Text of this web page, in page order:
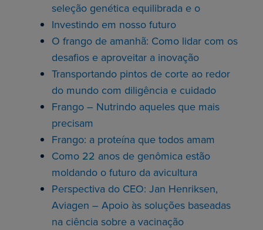
seleção genética equilibrada e o
Investindo em nosso futuro
O frango de amanhã: Como lidar com os
desafios e aproveitar a inovação
Transportando pintos de corte ao redor
do mundo com diligência e cuidado
Frango – Nutrindo aqueles que mais
precisam
Frango: a proteína que todos amam
Como 22 anos de genômica estão
moldando o futuro da avicultura
Perspectiva do CEO: Jan Henriksen,
Aviagen – Apoio às soluções baseadas
na ciência sobre a vacinação